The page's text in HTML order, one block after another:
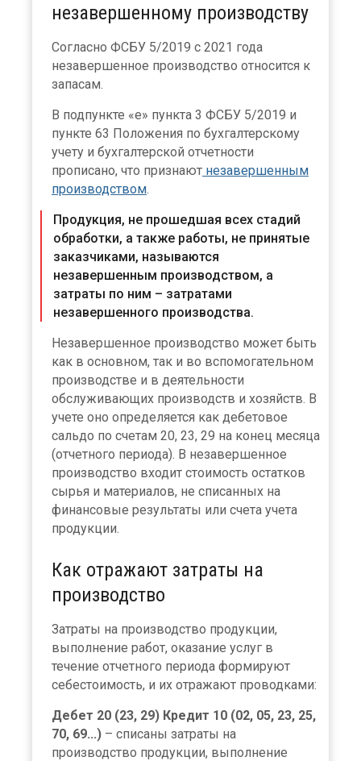
незавершенному производству
Согласно ФСБУ 5/2019 с 2021 года
незавершенное производство относится к
запасам.
В подпункте «е» пункта 3 ФСБУ 5/2019 и
пункте 63 Положения по бухгалтерскому
учету и бухгалтерской отчетности
прописано, что признают незавершенным
производством
Продукция, не прошедшая всех стадий
обработки, а также работы, не принятые
заказчиками, называются
незавершенным производством, а
затраты по ним – затратами
незавершенного производства.
Незавершенное производство может быть
как в основном, так и во вспомогательном
производстве и в деятельности
обслуживающих производств и хозяйств. В
учете оно определяется как дебетовое
сальдо по счетам 20, 23, 29 на конец месяца
(отчетного периода). В незавершенное
производство входит стоимость остатков
сырья и материалов, не списанных на
финансовые результаты или счета учета
продукции.
Как отражают затраты на
производство
Затраты на производство продукции,
выполнение работ, оказание услуг в
течение отчетного периода формируют
себестоимость, и их отражают проводками:
Дебет 20 (23, 29) Кредит 10 (02, 05, 23, 25,
70, 69...) – списаны затраты на
производство продукции, выполнение